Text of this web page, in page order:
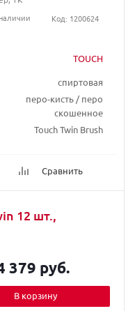
TOUCH
спиртовая
перо-кисть / перо
скошенное
Touch Twin Brush
Сравнить
Код: 1200624
12 шт.,
379 руб.
В корзину